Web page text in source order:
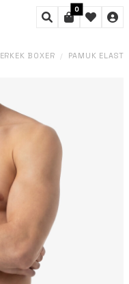
0
ERKEK BOXER / PAMUK